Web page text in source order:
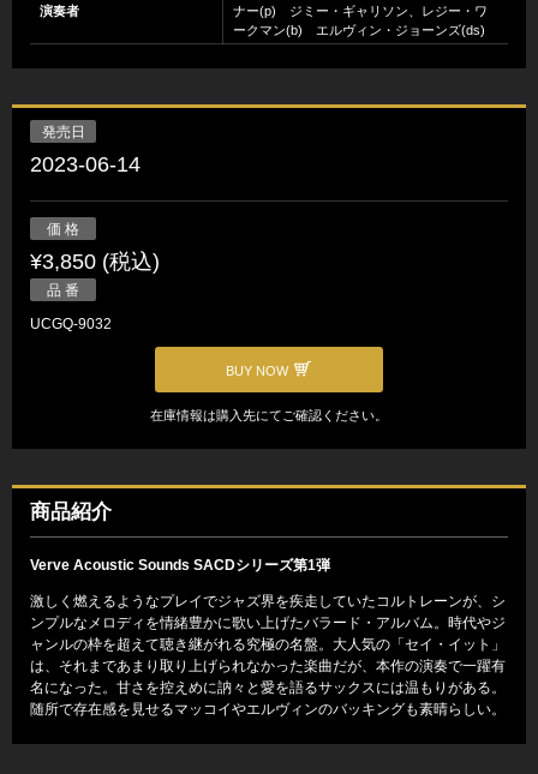
演奏者
ナー(p) ジミー・ギャリソン、レジー・ワ
ークマン(b) エルヴィン・ジョーンズ(ds)
発売日
2023-06-14
価 格
¥3,850 (税込)
品 番
UCGQ-9032
BUY NOW
在庫情報は購入先にてご確認ください。
商品紹介
Verve Acoustic Sounds SACDシリーズ第1弾
激しく燃えるようなプレイでジャズ界を疾走していたコルトレーンが、シ
ンプルなメロディを情緒豊かに歌い上げたバラード・アルバム。時代やジ
ャンルの枠を超えて聴き継がれる究極の名盤。大人気の「セイ・イット」
は、それまであまり取り上げられなかった楽曲だが、本作の演奏で一躍有
名になった。甘さを控えめに訥々と愛を語るサックスには温もりがある。
随所で存在感を見せるマッコイやエルヴィンのバッキングも素晴らしい。